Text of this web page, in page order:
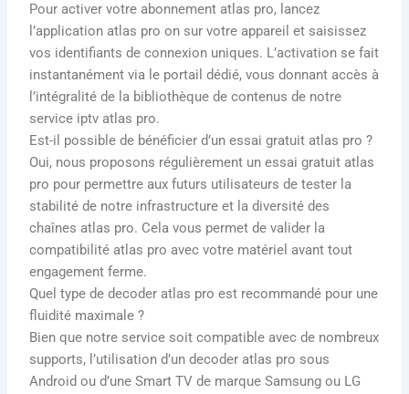
Pour activer votre abonnement atlas pro, lancez
l’application atlas pro on sur votre appareil et saisissez
vos identifiants de connexion uniques. L’activation se fait
instantanément via le portail dédié, vous donnant accès à
l’intégralité de la bibliothèque de contenus de notre
service iptv atlas pro.
Est-il possible de bénéficier d’un essai gratuit atlas pro ?
Oui, nous proposons régulièrement un essai gratuit atlas
pro pour permettre aux futurs utilisateurs de tester la
stabilité de notre infrastructure et la diversité des
chaînes atlas pro. Cela vous permet de valider la
compatibilité atlas pro avec votre matériel avant tout
engagement ferme.
Quel type de decoder atlas pro est recommandé pour une
fluidité maximale ?
Bien que notre service soit compatible avec de nombreux
supports, l’utilisation d’un decoder atlas pro sous
Android ou d’une Smart TV de marque Samsung ou LG